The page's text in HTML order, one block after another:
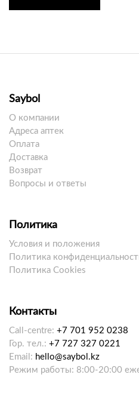
Saybol
О компании
Адреса аптек
Оплата
Доставка
Возврат
Вопросы и ответы
Политика
Условия и положения
Политика
Политика Cookies
Контакты
Call-centre: +7 701 952 0238
Гор. тел.: +7 727 327 0221
Email: hello@saybol.kz
Режим работы: 8:00-20:00